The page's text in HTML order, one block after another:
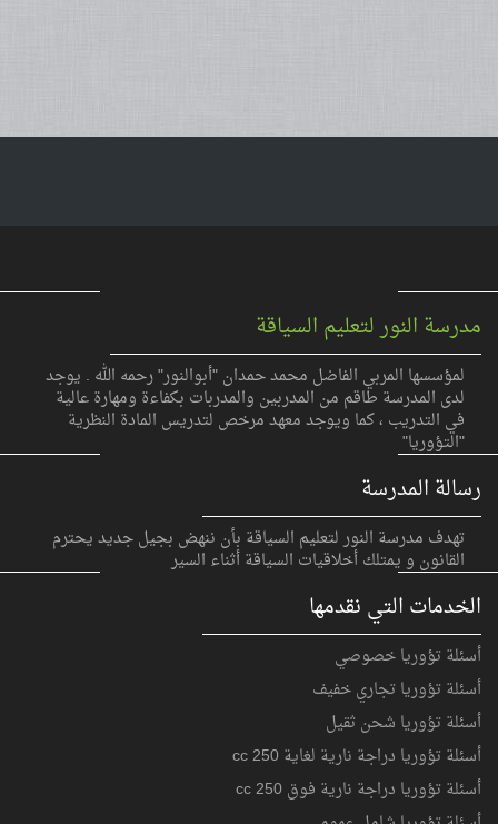
مدرسة النور لتعليم السياقة
لمؤسسها المربي الفاضل محمد حمدان "أبوالنور" رحمه الله . يوجد
لدى المدرسة طاقم من المدربين والمدربات بكفاءة ومهارة عالية
في التدريب ، كما ويوجد معهد مرخص لتدريس المادة النظرية
"التؤوريا"
رسالة المدرسة
تهدف مدرسة النور لتعليم السياقة بأن ننهض بجيل جديد يحترم
القانون و يمتلك أخلاقيات السياقة أثناء السير
الخدمات التي نقدمها
أسئلة تؤوريا خصوصي
أسئلة تؤوريا تجاري خفيف
أسئلة تؤوريا شحن ثقيل
أسئلة تؤوريا دراجة نارية لغاية 250 cc
أسئلة تؤوريا دراجة نارية فوق 250 cc